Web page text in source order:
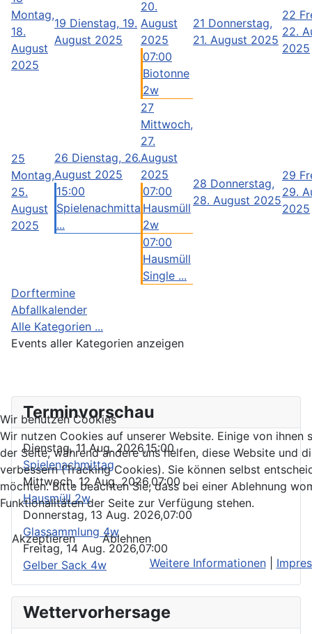
Montag,
18.
August
2025
19 Dienstag, 19.
August 2025
20.
August
2025
07:00
Biotonne
2w
21 Donnerstag,
21. August 2025
22
22.
2025
25
Montag,
25.
August
2025
26 Dienstag, 26.
August 2025
15:00
Spielenachmitta
...
27
Mittwoch,
27.
August
2025
07:00
Hausmüll
2w
07:00
Hausmüll
Single ...
28 Donnerstag,
28. August 2025
29
29.
2025
Dorftermine
Abfallkalender
Alle Kategorien ...
Events aller Kategorien anzeigen
Terminvorschau
Dienstag, 11 Aug. 2026,15:00
Spielenachmittag
Mittwoch, 12 Aug. 2026,07:00
Hausmüll 2w
Donnerstag, 13 Aug. 2026,07:00
Glassammlung 4w
Freitag, 14 Aug. 2026,07:00
Gelber Sack 4w
Wettervorhersage
Wir benutzen Cookies
Wir nutzen Cookies auf unserer Website. Einige von ihnen
der Seite, während andere uns helfen, diese Website und
verbessern (Tracking Cookies). Sie können selbst
möchten. Bitte beachten Sie, dass bei einer Ablehnung
Funktionalitäten der Seite zur Verfügung stehen.
Akzeptieren
Ablehnen
Weitere Informationen|